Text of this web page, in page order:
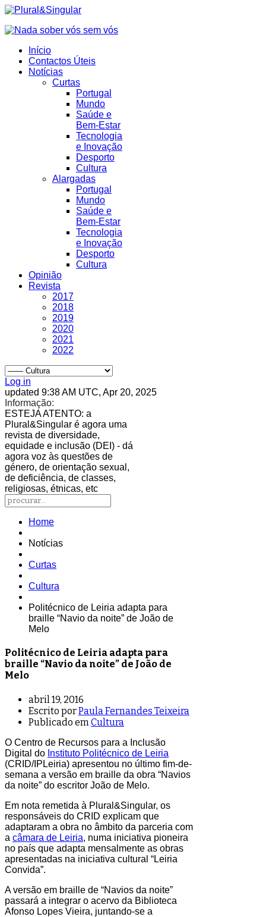
Início
Contactos Úteis
Notícias
Curtas
Portugal
Mundo
Saúde e
Bem-Estar
Tecnologia
e Inovação
Desporto
Cultura
Alargadas
Portugal
Mundo
Saúde e
Bem-Estar
Tecnologia
e Inovação
Desporto
Cultura
Opinião
Revista
2017
2018
2019
2020
2021
2022
Log in
updated 9:38 AM UTC, Apr 20, 2025
Informação:
ESTEJA ATENTO: a
Plural&Singular é agora uma
revista de diversidade,
equidade e inclusão (DEI) - dá
agora voz às questões de
género, de orientação sexual,
de deficiência, de classes,
religiosas, étnicas, etc
Home
Notícias
Curtas
Cultura
Politécnico de Leiria adapta para
braille “Navio da noite” de João de
Melo
Politécnico de Leiria adapta para
braille “Navio da noite” de João de
Melo
abril 19, 2016
Escrito porPaula Fernandes Teixeira
Publicado em Cultura
O Centro de Recursos para a Inclusão
Digital do Instituto Politécnico de Leiria
(CRID/IPLeiria) apresentou no último fim-de-
semana a versão em braille da obra “Navios
da noite” do escritor João de Melo.
Em nota remetida à Plural&Singular, os
responsáveis do CRID explicam que
adaptaram a obra no âmbito da parceria com
a câmara de Leiria, numa iniciativa pioneira
no país que adapta mensalmente as obras
apresentadas na iniciativa cultural “Leiria
Convida”.
A versão em braille de “Navios da noite”
passará a integrar o acervo da Biblioteca
Afonso Lopes Vieira, juntando-se a